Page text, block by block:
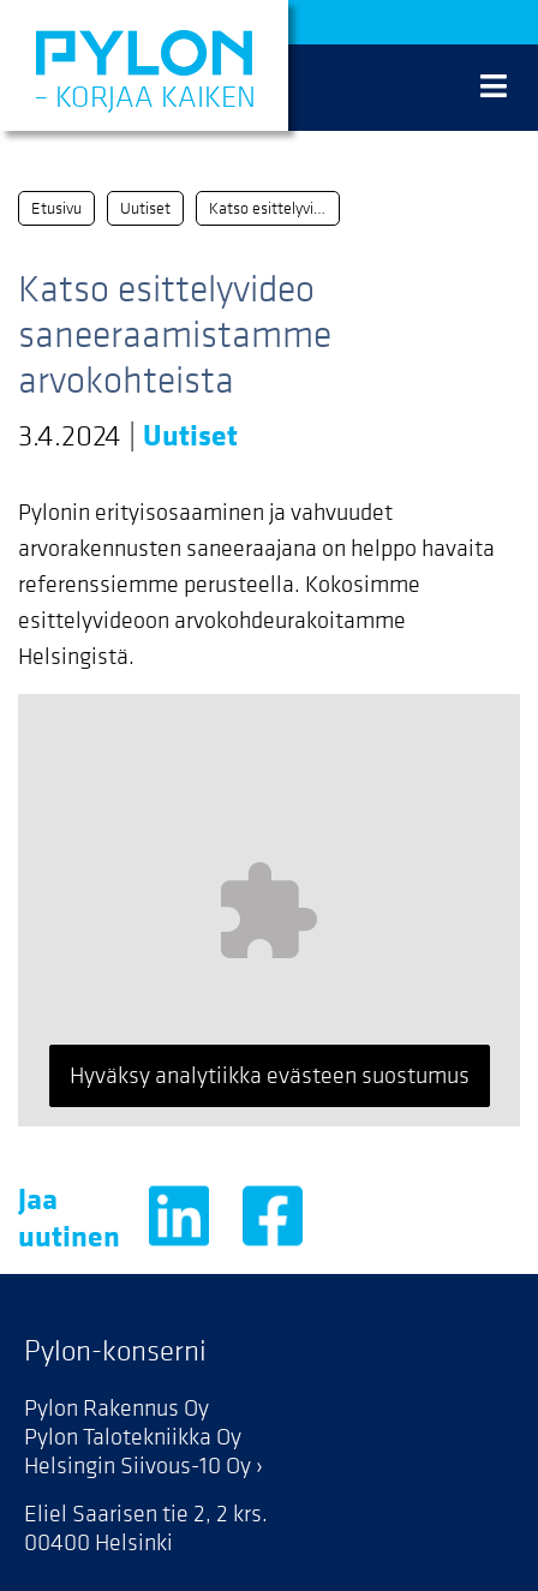
sisältöön
– KORJAA KAIKEN
Etusivu Uutiset Katso esittelyvideo saneeraamistamme arvokohteista
Katso esittelyvideo
saneeraamistamme
arvokohteista
3.4.2024 Uutiset
Pylonin erityisosaaminen ja vahvuudet
arvorakennusten saneeraajana on helppo havaita
referenssiemme perusteella. Kokosimme
esittelyvideoon arvokohdeurakoitamme
Helsingistä.
Hyväksy analytiikka evästeen suostumus
Jaa
uutinen
Pylon-konserni
Pylon Rakennus Oy
Pylon Talotekniikka Oy
Helsingin Siivous-10 Oy
Eliel Saarisen tie 2, 2 krs.
00400 Helsinki